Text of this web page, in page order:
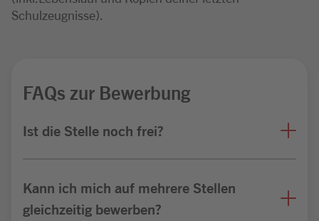
Schulzeugnisse).
FAQs zur Bewerbung
Ist die Stelle noch frei?
Kann ich mich auf mehrere Stellen
gleichzeitig bewerben?